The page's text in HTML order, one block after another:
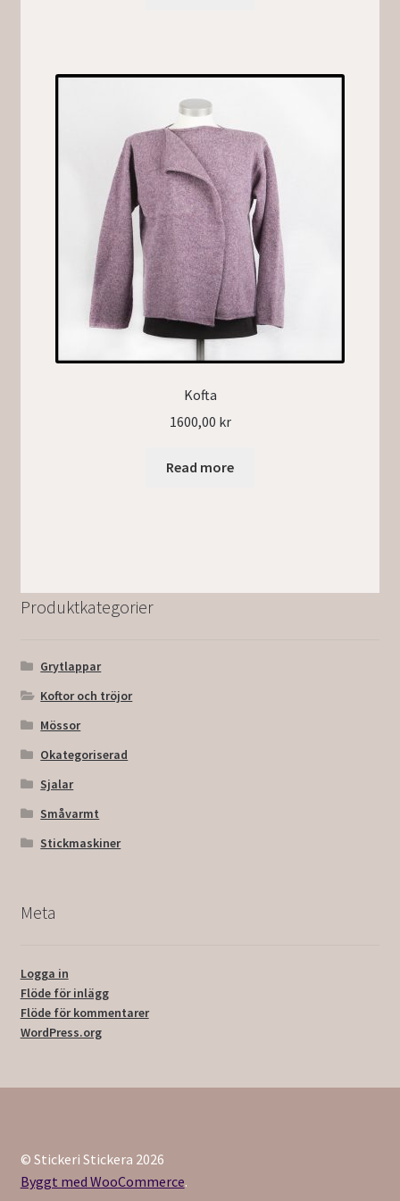
Kofta
1600,00 kr
Read more
Produktkategorier
Grytlappar
Koftor och tröjor
Mössor
Okategoriserad
Sjalar
Småvarmt
Stickmaskiner
Meta
Logga in
Flöde för inlägg
Flöde för kommentarer
WordPress.org
© Stickeri Stickera 2026
Byggt med WooCommerce.